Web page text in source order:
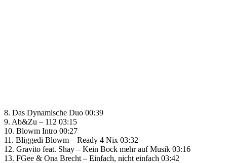
8. Das Dynamische Duo 00:39
9. Ab&Zu – 112 03:15
10. Blowm Intro 00:27
11. Bliggedi Blowm – Ready 4 Nix 03:32
12. Gravito feat. Shay – Kein Bock mehr auf Musik 03:16
13. FGee & Ona Brecht – Einfach, nicht einfach 03:42